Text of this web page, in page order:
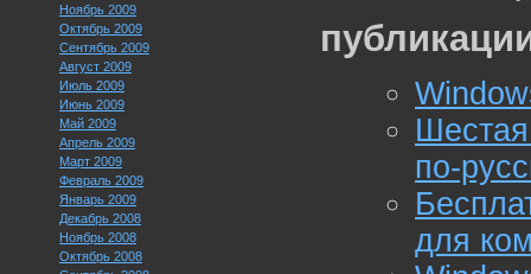
Ноябрь 2009
Октябрь 2009
Сентябрь 2009
Август 2009
Июль 2009
Июнь 2009
Май 2009
Апрель 2009
Март 2009
Февраль 2009
Январь 2009
Декабрь 2008
Ноябрь 2008
Октябрь 2008
по-
для